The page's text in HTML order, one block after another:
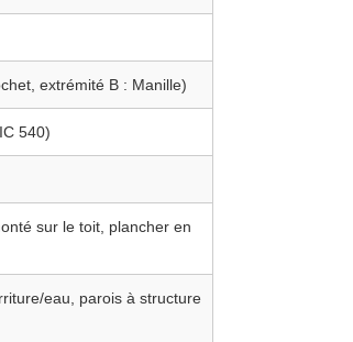
extrémité B : Manille)
540)
sur le toit, plancher en
eau, parois à structure